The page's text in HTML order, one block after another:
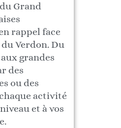
Grand
rappel face
Verdon. Du
grandes
des
ou des
activité
et à vos